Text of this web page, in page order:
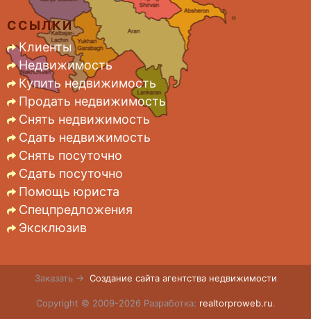
ССЫЛКИ
Клиенты
Недвижимость
Купить недвижимость
Продать недвижимость
Снять недвижимость
Сдать недвижимость
Снять посуточно
Сдать посуточно
Помощь юриста
Спецпредложения
Эксклюзив
Заказать → Создание сайта агентства недвижимости
Copyright © 2009-2026 Разработка: realtorproweb.ru.